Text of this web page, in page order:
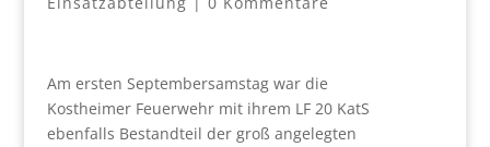
Am ersten Septembersamstag war die
Kostheimer Feuerwehr mit ihrem LF 20 KatS
ebenfalls Bestandteil der groß angelegten